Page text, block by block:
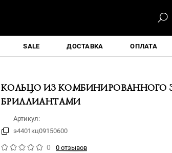
SALE ДОСТАВКА ОПЛАТА
КОЛЬЦО ИЗ КОМБИНИРОВАННОГО
БРИЛЛИАНТАМИ
Артикул:
э4401кц09150600
0 0 отзывов